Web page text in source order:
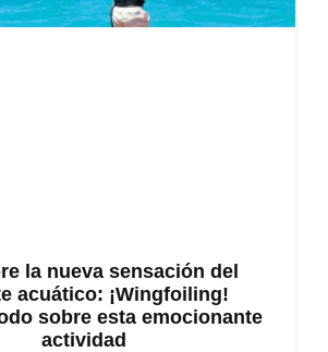
la nueva sensación del
acuático: ¡Wingfoiling!
sobre esta emocionante
actividad